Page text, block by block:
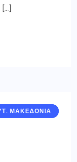
[…]
ΓΡΕΒΕΝΑ
ΜΑΚΕΔΟΝΙΑ